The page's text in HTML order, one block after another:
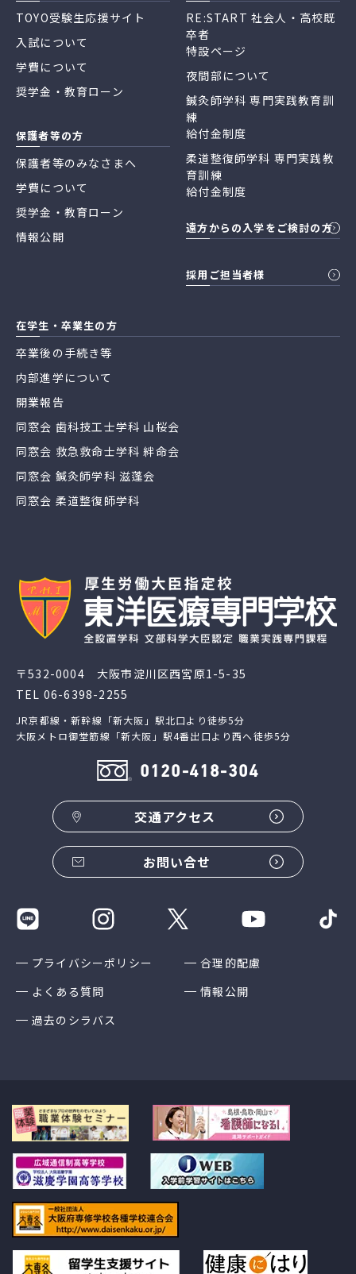
〒532-0004 大阪市淀川区西宮原1-5-35
TEL 06-6398-2255
JR京都線・新幹線「新大阪」駅北口より徒歩5分
大阪メトロ御堂筋線「新大阪」駅4番出口より西へ徒歩5分
0120-418-304
交通アクセス
お問い合せ
プライバシーポリシー
合理的配慮
よくある質問
情報公開
過去のシラバス
TOYO受験生応援サイト
入試について
学費について
奨学金・教育ローン
保護者等の方
保護者等のみなさまへ
学費について
奨学金・教育ローン
情報公開
RE:START 社会人・高校既
卒者
特設ページ
夜間部について
鍼灸師学科 専門実践教育訓
練
給付金制度
柔道整復師学科 専門実践教
育訓練
給付金制度
遠方からの入学をご検討の方
採用ご担当者様
在学生・卒業生の方
卒業後の手続き等
内部進学について
開業報告
同窓会 歯科技工士学科 山桜会
同窓会 救急救命士学科 絆命会
同窓会 鍼灸師学科 滋蓬会
同窓会 柔道整復師学科